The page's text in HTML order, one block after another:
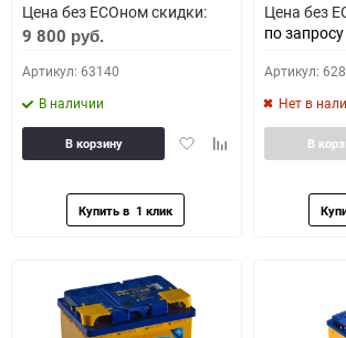
Цена без ECOном скидки:
9 800 руб.
Артикул: 63140
В наличии
ДобавитьДобавить
В корзину
Цена без
по запросу
Артикул:
Нет в
В